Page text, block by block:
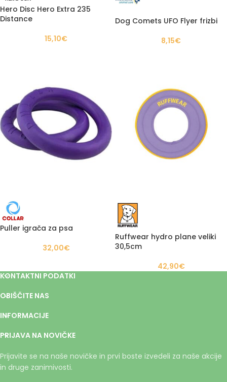
Hero Disc Hero Extra 235
Distance
15,10€
Dog Comets UFO Flyer frizbi
8,15€
Puller igrača za psa
32,00€
Ruffwear hydro plane veliki
30,5cm
42,90€
KONTAKTNI PODATKI
OBIŠČITE NAS
INFORMACIJE
PRIJAVA NA NOVIČKE
Prijavite se na naše novičke in prvi boste izvedeli za naše akcije
in druge zanimivosti.